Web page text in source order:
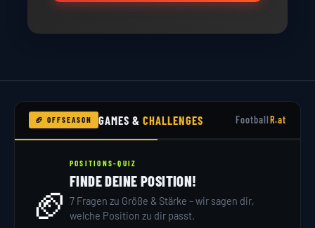
🏈 OFFSEASON GAMES &CHALLENGES FootballR.at
🏈
POSITIONS-QUIZ
FINDE DEINE POSITION!
7 Fragen zu Größe & Stärke – wir sagen dir,
welche Position zu dir passt.